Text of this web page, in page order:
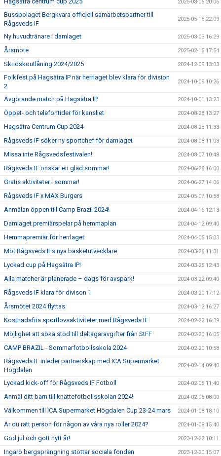
2025-08-05 20:06
Bussbolaget Bergkvara officiell samarbetspartner till
Rågsveds IF
2025-05-16 22:09
Ny huvudtränare i damlaget 2025-03-03 16:29
Årsmöte 2025-02-15 17:54
Skridskoutlåning 2024/2025 2024-12-09 13:03
Folkfest på Hagsätra IP när herrlaget blev klara för division
2
2024-10-09 10:26
Avgörande match på Hagsätra IP 2024-10-01 13:23
Öppet- och telefontider för kansliet 2024-08-28 13:27
Hagsätra Centrum Cup 2024 2024-08-28 11:33
Rågsveds IF söker ny sportchef för damlaget 2024-08-08 11:03
Missa inte Rågsvedsfestivalen! 2024-08-07 10:48
Rågsveds IF önskar en glad sommar! 2024-06-28 16:00
Gratis aktiviteter i sommar! 2024-06-27 14:06
Rågsveds IF x MAX Burgers 2024-05-07 10:58
Anmälan öppen till Camp Brazil 2024! 2024-04-16 12:13
Damlaget premiärspelar på hemmaplan 2024-04-12 09:40
Hemmapremiär för herrlaget 2024-04-05 15:03
Möt Rågsveds IFs nya basketutvecklare 2024-03-26 11:31
Lyckad cup på Hagsätra IP! 2024-03-25 12:43
Alla matcher är planerade – dags för avspark! 2024-03-22 09:40
Rågsveds IF klara för divison 1 2024-03-20 17:12
Årsmötet 2024 flyttas 2024-03-12 16:27
Kostnadsfria sportlovsaktiviteter med Rågsveds IF 2024-02-22 16:39
Möjlighet att söka stöd till deltagaravgifter från StFF 2024-02-20 16:05
CAMP BRAZIL - Sommarfotbollsskola 2024 2024-02-20 10:58
Rågsveds IF inleder partnerskap med ICA Supermarket
Högdalen
2024-02-14 09:40
Lyckad kick-off för Rågsveds IF Fotboll 2024-02-05 11:40
Anmäl ditt barn till knattefotbollsskolan 2024! 2024-02-05 08:00
Välkommen till ICA Supermarket Högdalen Cup 23-24 mars 2024-01-08 18:10
Är du rätt person för någon av våra nya roller 2024? 2024-01-08 15:40
God jul och gott nytt år! 2023-12-22 10:11
Ingarö bergsprängning stöttar sociala fonden 2023-12-20 15:07